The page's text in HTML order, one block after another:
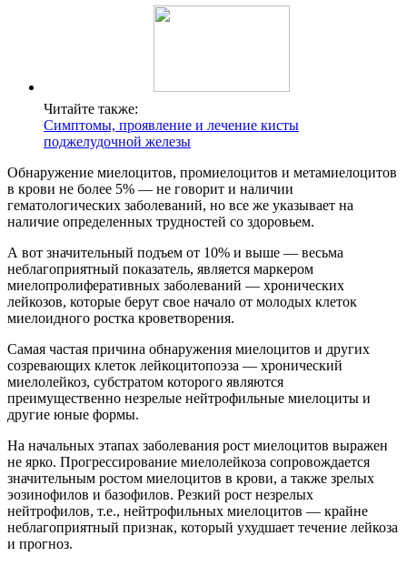
Читайте также:
Симптомы, проявление и лечение кисты
поджелудочной железы
Обнаружение миелоцитов, промиелоцитов и метамиелоцитов
в крови не более 5% — не говорит и наличии
гематологических заболеваний, но все же указывает на
наличие определенных трудностей со здоровьем.
А вот значительный подъем от 10% и выше — весьма
неблагоприятный показатель, является маркером
миелопролиферативных заболеваний — хронических
лейкозов, которые берут свое начало от молодых клеток
миелоидного ростка кроветворения.
Самая частая причина обнаружения миелоцитов и других
созревающих клеток лейкоцитопоэза — хронический
миелолейкоз, субстратом которого являются
преимущественно незрелые нейтрофильные миелоциты и
другие юные формы.
На начальных этапах заболевания рост миелоцитов выражен
не ярко. Прогрессирование миелолейкоза сопровождается
значительным ростом миелоцитов в крови, а также зрелых
эозинофилов и базофилов. Резкий рост незрелых
нейтрофилов, т.е., нейтрофильных миелоцитов — крайне
неблагоприятный признак, который ухудшает течение лейкоза
и прогноз.